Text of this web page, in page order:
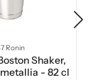
Ronin
Shaker,
- 82 cl